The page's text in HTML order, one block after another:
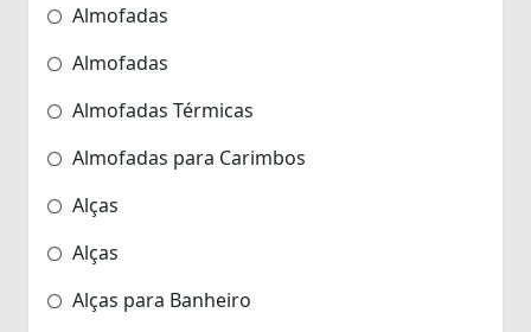
Almofadas
Almofadas
Almofadas Térmicas
Almofadas para Carimbos
Alças
Alças
Alças para Banheiro